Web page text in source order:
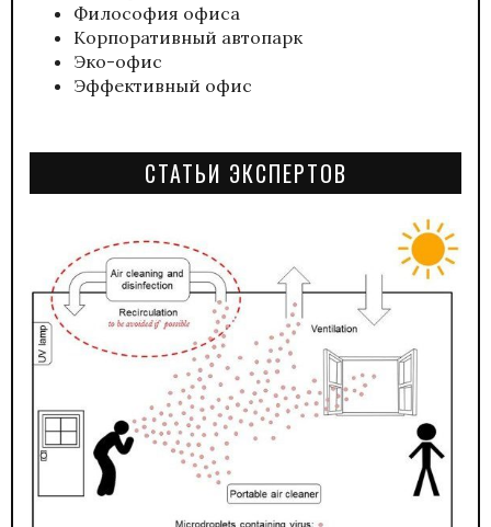
Философия офиса
Корпоративный автопарк
Эко-офис
Эффективный офис
СТАТЬИ ЭКСПЕРТОВ